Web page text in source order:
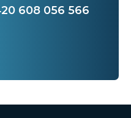
608 056 566